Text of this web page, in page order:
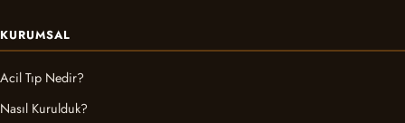
KURUMSAL
Acil Tıp Nedir?
Nasıl Kurulduk?